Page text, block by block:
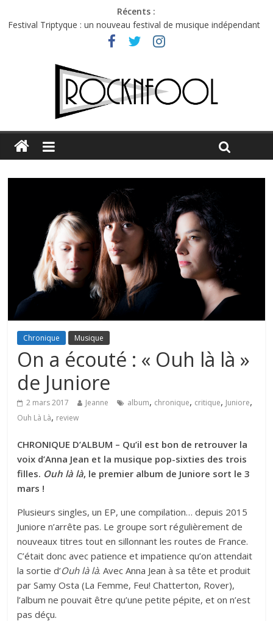
Récents :
Festival Triptyque : un nouveau festival de musique indépendant
Hellfest 2026 vendredi : température et émotions en hausse
Hellfest 2026 jeudi : impossible de choisir entre chaleur et bonne
Première édition du Midgard Festival : entre bière, métal et
Charlie Puth à l’Olympia : la leçon de pop du Professeur Puth
Chronique Musique
On a écouté : « Ouh là là »
de Juniore
2 mars 2017 Jeanne album, chronique, critique, Juniore,
Ouh Là Là, review
CHRONIQUE D’ALBUM – Qu’il est bon de retrouver la
voix d’Anna Jean et la musique pop-sixties des trois
filles. Ouh là là, le premier album de Juniore sort le 3
mars !
Plusieurs singles, un EP, une compilation… depuis 2015
Juniore n’arrête pas. Le groupe sort régulièrement de
nouveaux titres tout en sillonnant les routes de France.
C’était donc avec patience et impatience qu’on attendait
la sortie d’Ouh là là. Avec Anna Jean à sa tête et produit
par Samy Osta (La Femme, Feu! Chatterton, Rover),
l’album ne pouvait être qu’une petite pépite, et on n’est
pas déçu.